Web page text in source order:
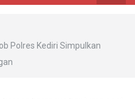
Polres Kediri Simpulkan